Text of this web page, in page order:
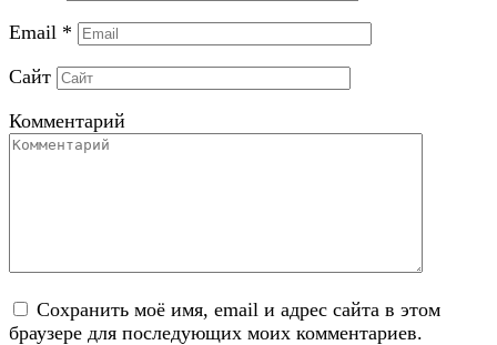
Email *
Сайт
Комментарий
Сохранить моё имя, email и адрес сайта в этом
браузере для последующих моих комментариев.